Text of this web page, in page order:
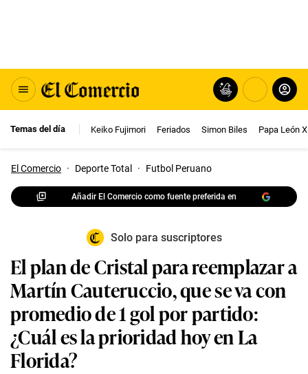
Temas del día Keiko Fujimori Feriados Simon Biles Papa León
El Comercio · Deporte Total · Futbol Peruano
Añadir El Comercio como fuente preferida en
Solo para suscriptores
El plan de Cristal para reemplazar a
Martín Cauteruccio, que se va con
promedio de 1 gol por partido:
¿Cuál es la prioridad hoy en La
Florida?